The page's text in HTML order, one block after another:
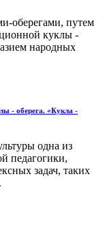
оберегами, путем
куклы -
народных
- оберега. «Кукла -
одна из
педагогики,
задач, таких